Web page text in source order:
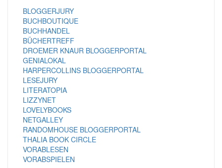
BLOGGERJURY
BUCHBOUTIQUE
BUCHHANDEL
BÜCHERTREFF
DROEMER KNAUR BLOGGERPORTAL
GENIALOKAL
HARPERCOLLINS BLOGGERPORTAL
LESEJURY
LITERATOPIA
LIZZYNET
LOVELYBOOKS
NETGALLEY
RANDOMHOUSE BLOGGERPORTAL
THALIA BOOK CIRCLE
VORABLESEN
VORABSPIELEN